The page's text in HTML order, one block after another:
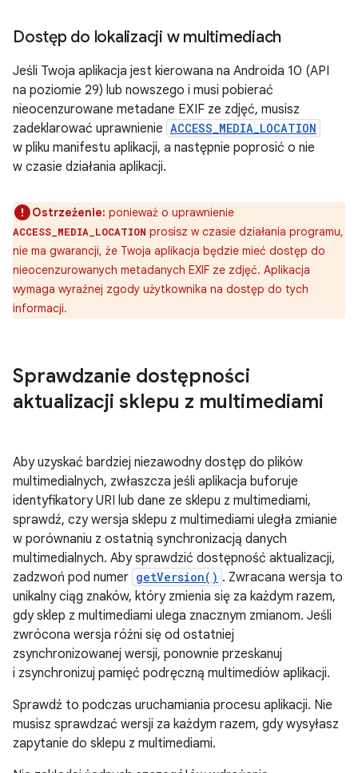
Dostęp do lokalizacji w multimediach
Jeśli Twoja aplikacja jest kierowana na Androida 10 (API
na poziomie 29) lub nowszego i musi pobierać
nieocenzurowane metadane EXIF ze zdjęć, musisz
zadeklarować uprawnienie ACCESS_MEDIA_LOCATION
w pliku manifestu aplikacji, a następnie poprosić o nie
w czasie działania aplikacji.
Ostrzeżenie: ponieważ o uprawnienie
ACCESS_MEDIA_LOCATION prosisz w czasie działania programu,
nie ma gwarancji, że Twoja aplikacja będzie mieć dostęp do
nieocenzurowanych metadanych EXIF ze zdjęć. Aplikacja
wymaga wyraźnej zgody użytkownika na dostęp do tych
informacji.
Sprawdzanie dostępności
aktualizacji sklepu z multimediami
Aby uzyskać bardziej niezawodny dostęp do plików
multimedialnych, zwłaszcza jeśli aplikacja buforuje
identyfikatory URI lub dane ze sklepu z multimediami,
sprawdź, czy wersja sklepu z multimediami uległa zmianie
w porównaniu z ostatnią synchronizacją danych
multimedialnych. Aby sprawdzić dostępność aktualizacji,
zadzwoń pod numer getVersion() . Zwracana wersja to
unikalny ciąg znaków, który zmienia się za każdym razem,
gdy sklep z multimediami ulega znacznym zmianom. Jeśli
zwrócona wersja różni się od ostatniej
zsynchronizowanej wersji, ponownie przeskanuj
i zsynchronizuj pamięć podręczną multimediów aplikacji.
Sprawdź to podczas uruchamiania procesu aplikacji. Nie
musisz sprawdzać wersji za każdym razem, gdy wysyłasz
zapytanie do sklepu z multimediami.